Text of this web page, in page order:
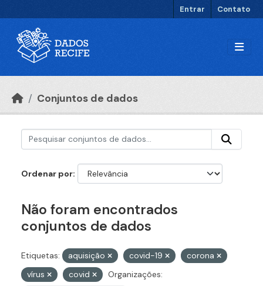
Entrar Contato
Conjuntos de dados
Ordenar por
Não foram encontrados
conjuntos de dados
Etiquetas: aquisição covid-19
corona
vírus
covid
Organizações: